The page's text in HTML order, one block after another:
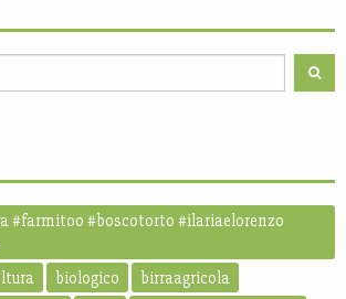
#farmitoo #boscotorto #ilariaelorenzo
biologico
birraagricola